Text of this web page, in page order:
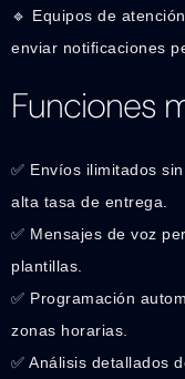
🔹 Equipos de
enviar notificaciones
Funciones
✅ Envíos ilimitados
alta tasa de entrega.
✅ Mensajes de voz
plantillas.
✅ Programación
zonas horarias.
✅ Análisis detallados